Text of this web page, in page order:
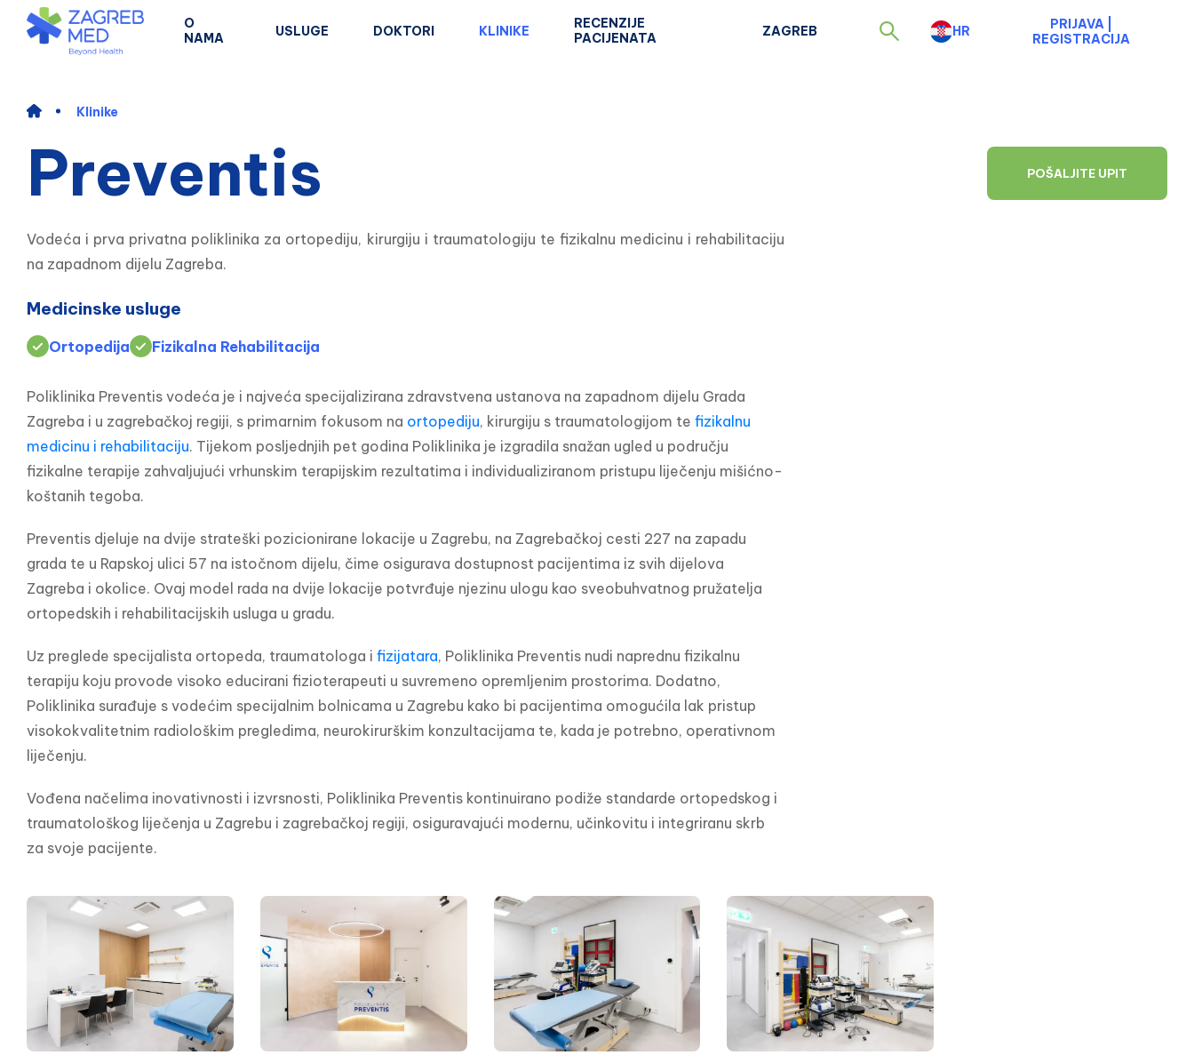
O
NAMA
USLUGE DOKTORI KLINIKE
RECENZIJE
PACIJENATA
ZAGREB HR PRIJAVA
REGISTRACIJA
Klinike
Preventis POŠALJITE UPIT
Vodeća i prva privatna poliklinika za ortopediju, kirurgiju i traumatologiju te fizikalnu medicinu i rehabilitaciju
na zapadnom dijelu Zagreba.
Medicinske usluge
Ortopedija Fizikalna Rehabilitacija
Poliklinika Preventis vodeća je i najveća specijalizirana zdravstvena ustanova na zapadnom dijelu Grada
Zagreba i u zagrebačkoj regiji, s primarnim fokusom na ortopediju, kirurgiju s traumatologijom te fizikalnu
medicinu i rehabilitaciju. Tijekom posljednjih pet godina Poliklinika je izgradila snažan ugled u području
fizikalne terapije zahvaljujući vrhunskim terapijskim rezultatima i individualiziranom pristupu liječenju mišićno-
koštanih tegoba.
Preventis djeluje na dvije strateški pozicionirane lokacije u Zagrebu, na Zagrebačkoj cesti 227 na zapadu
grada te u Rapskoj ulici 57 na istočnom dijelu, čime osigurava dostupnost pacijentima iz svih dijelova
Zagreba i okolice. Ovaj model rada na dvije lokacije potvrđuje njezinu ulogu kao sveobuhvatnog pružatelja
ortopedskih i rehabilitacijskih usluga u gradu.
Uz preglede specijalista ortopeda, traumatologa i fizijatara, Poliklinika Preventis nudi naprednu fizikalnu
terapiju koju provode visoko educirani fizioterapeuti u suvremeno opremljenim prostorima. Dodatno,
Poliklinika surađuje s vodećim specijalnim bolnicama u Zagrebu kako bi pacijentima omogućila lak pristup
visokokvalitetnim radiološkim pregledima, neurokirurškim konzultacijama te, kada je potrebno, operativnom
liječenju.
Vođena načelima inovativnosti i izvrsnosti, Poliklinika Preventis kontinuirano podiže standarde ortopedskog i
traumatološkog liječenja u Zagrebu i zagrebačkoj regiji, osiguravajući modernu, učinkovitu i integriranu skrb
za svoje pacijente.